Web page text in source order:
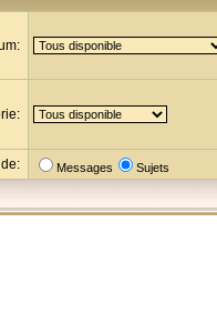
Messages Sujets